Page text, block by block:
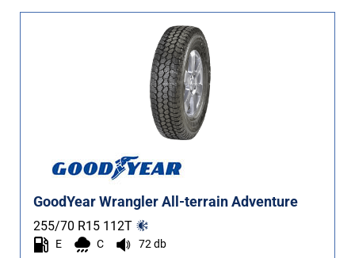
GoodYear Wrangler All-terrain Adventure
255/70 R15 112T
E C 72 db